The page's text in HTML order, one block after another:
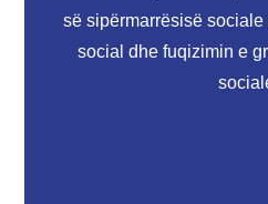
së sipërmarrësisë
social dhe fuqizimin e